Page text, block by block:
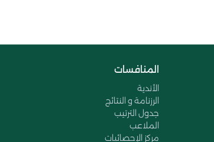
المنافسات
الأندية
الرزنامة و النتائج
جدول الترتيب
الملاعب
مركز الإحصائيات